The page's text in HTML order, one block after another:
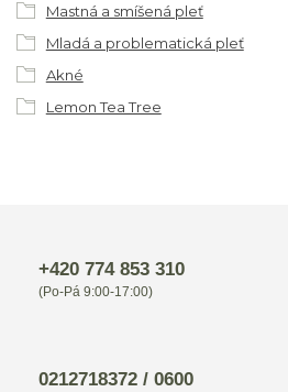
Mastná a smíšená pleť
Mladá a problematická pleť
Akné
Lemon Tea Tree
+420 774 853 310
(Po-Pá 9:00-17:00)
0212718372 / 0600